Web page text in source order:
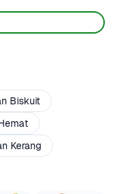
Biskuit
Kerang